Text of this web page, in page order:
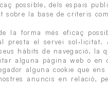
possible, dels espais
la base de criteris
la forma més eficaç
el servei sol·licitat.
hàbits de navegació, la
alguna pàgina web o
alguna cookie que
anuncis en relació,